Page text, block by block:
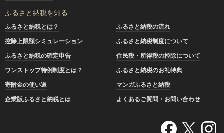
ふるさと納税を知る
ふるさと納税とは？
ふるさと納税の流れ
控除上限額シミュレーション
ふるさと納税制度について
ふるさと納税の確定申告
住民税・所得税の控除について
ワンストップ特例制度とは？
ふるさと納税のお礼特典
寄附金の使い道
マンガふるさと納税
企業版ふるさと納税とは
よくあるご質問・お問い合わせ